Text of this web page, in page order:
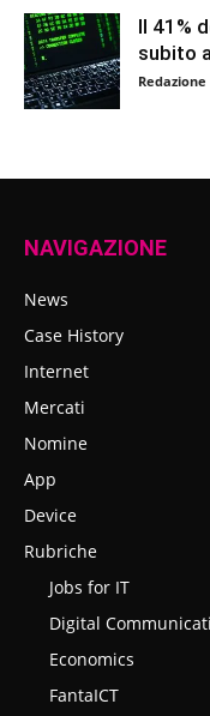
Il 41%
subito
NAVIGAZIONE
News
Case History
Internet
Mercati
Nomine
App
Device
Rubriche
Jobs for IT
Digital
Economics
FantaICT